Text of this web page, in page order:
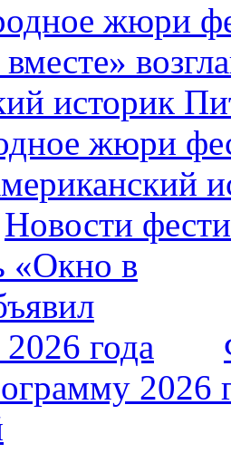
жюри
Новости
2026